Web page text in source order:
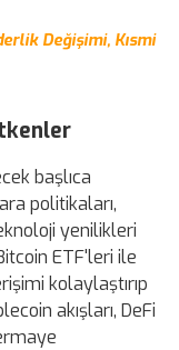
Değişimi, Kısmi
başlıca
politikaları,
yenilikleri
ETF'leri ile
kolaylaştırıp
akışları, DeFi